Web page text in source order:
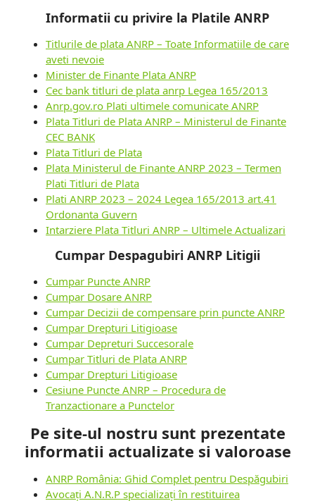
Informatii cu privire la Platile ANRP
Titlurile de plata ANRP – Toate Informatiile de care
aveti nevoie
Minister de Finante Plata ANRP
Cec bank titluri de plata anrp Legea 165/2013
Anrp.gov.ro Plati ultimele comunicate ANRP
Plata Titluri de Plata ANRP – Ministerul de Finante
CEC BANK
Plata Titluri de Plata
Plata Ministerul de Finante ANRP 2023 – Termen
Plati Titluri de Plata
Plati ANRP 2023 – 2024 Legea 165/2013 art.41
Ordonanta Guvern
Intarziere Plata Titluri ANRP – Ultimele Actualizari
Cumpar Despagubiri ANRP Litigii
Cumpar Puncte ANRP
Cumpar Dosare ANRP
Cumpar Decizii de compensare prin puncte ANRP
Cumpar Drepturi Litigioase
Cumpar Depreturi Succesorale
Cumpar Titluri de Plata ANRP
Cumpar Drepturi Litigioase
Cesiune Puncte ANRP – Procedura de
Tranzactionare a Punctelor
Pe site-ul nostru sunt prezentate
informatii actualizate si valoroase
ANRP România: Ghid Complet pentru Despăgubiri
Avocați A.N.R.P specializați în restituirea